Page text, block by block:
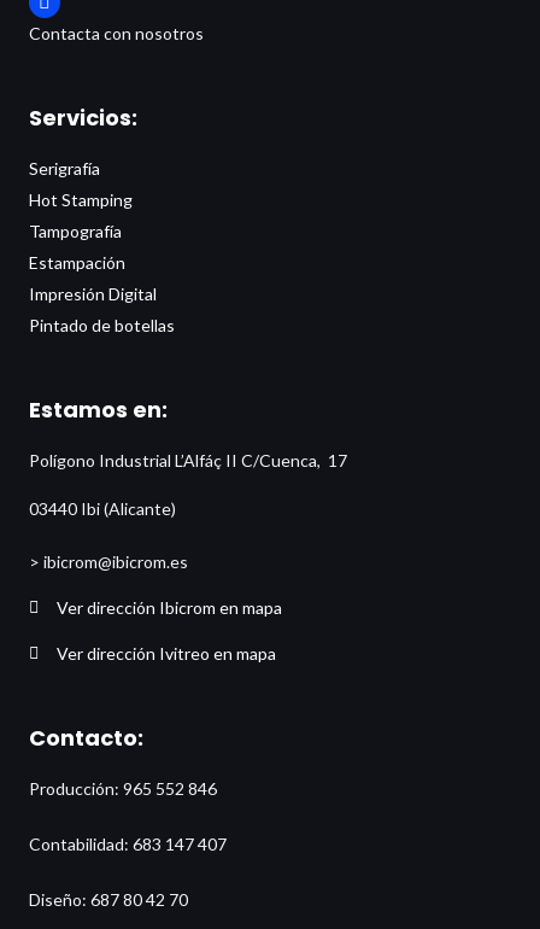
Contacta con nosotros
Servicios:
Serigrafía
Hot Stamping
Tampografía
Estampación
Impresión Digital
Pintado de botellas
Estamos en:
Polígono Industrial L’Alfáç II C/Cuenca, 17
03440 Ibi (Alicante)
> ibicrom@ibicrom.es
Ver dirección Ibicrom en mapa
Ver dirección Ivitreo en mapa
Contacto:
Producción: 965 552 846
Contabilidad: 683 147 407
Diseño: 687 80 42 70